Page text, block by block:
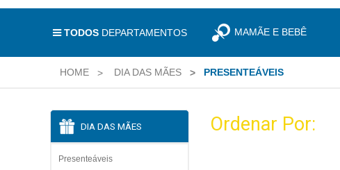
LOGIN
TODOS DEPARTAMENTOS MAMÃE E BEBÊ
HOME DIA DAS MÃES PRESENTEÁVEIS
DIA DAS MÃES
Presenteáveis
Ordenar Por:
MAIL
E
AS